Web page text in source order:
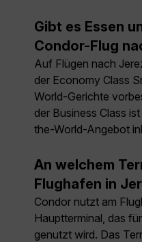
Gibt es Essen
Condor-Flug
Auf Flügen nach
der Economy Class
World-Gerichte
der Business Class
the-World-Angebot
An welchem
Flughafen in
Condor nutzt am
Hauptterminal, das
genutzt wird. Das